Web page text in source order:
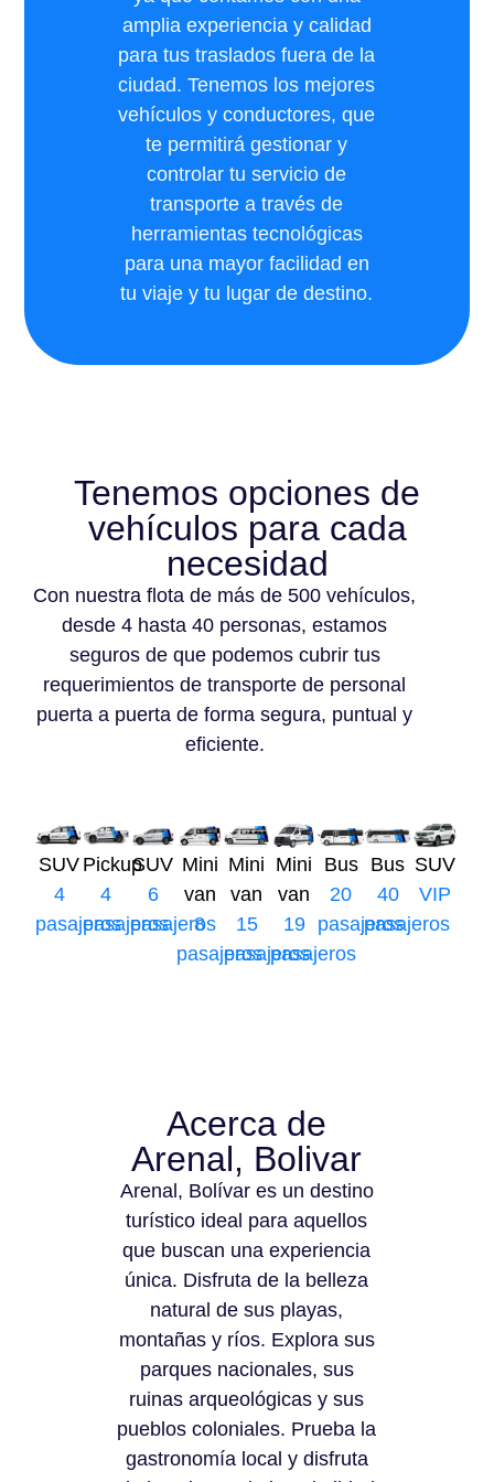
amplia experiencia y calidad
para tus traslados fuera de la
ciudad. Tenemos los mejores
vehículos y conductores, que
te permitirá gestionar y
controlar tu servicio de
transporte a través de
herramientas tecnológicas
para una mayor facilidad en
tu viaje y tu lugar de destino.
Tenemos opciones de
vehículos para cada
necesidad
Con nuestra flota de más de 500 vehículos,
desde 4 hasta 40 personas, estamos
seguros de que podemos cubrir tus
requerimientos de transporte de personal
puerta a puerta de forma segura, puntual y
eficiente.
SUV
4
pasajeros
Pickup
4
pasajeros
SUV
6
pasajeros
Mini
van
8
pasajeros
Mini
van
15
pasajeros
Mini
van
19
pasajeros
Bus
20
pasajeros
Bus
40
pasajeros
SUV
VIP
Acerca de
Arenal, Bolivar
Arenal, Bolívar es un destino
turístico ideal para aquellos
que buscan una experiencia
única. Disfruta de la belleza
natural de sus playas,
montañas y ríos. Explora sus
parques nacionales, sus
ruinas arqueológicas y sus
pueblos coloniales. Prueba la
gastronomía local y disfruta